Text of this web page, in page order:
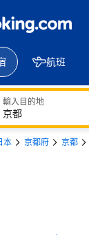
航班
輸入目的地
本 京都府 京都
於地圖上顯示